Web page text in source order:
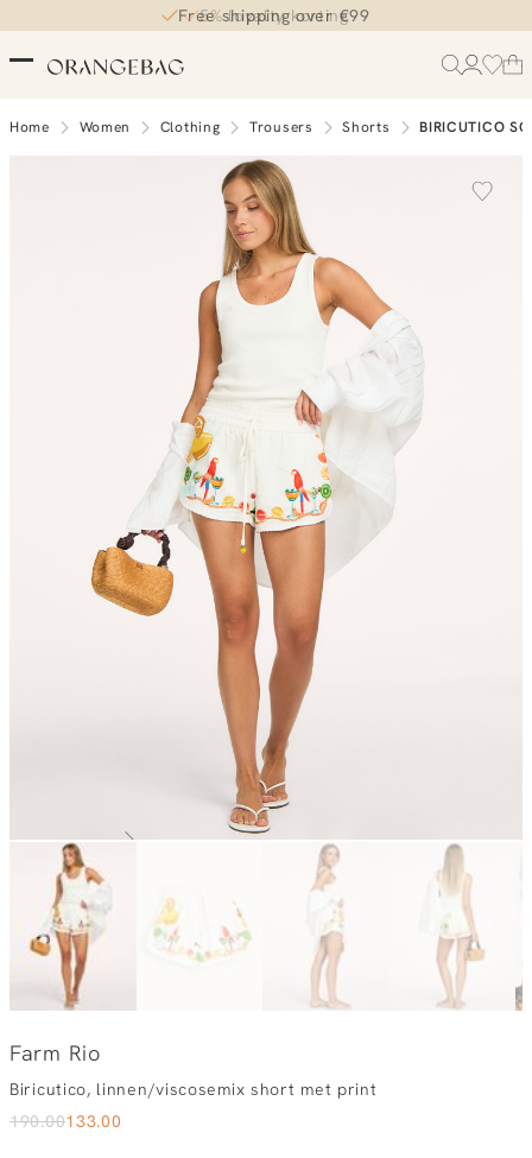
Free shipping over €99
5% loyalty korting
Home Women Clothing Trousers Shorts BIRICUTICO
Farm Rio
Biricutico, linnen/viscosemix short met print
190.00133.00